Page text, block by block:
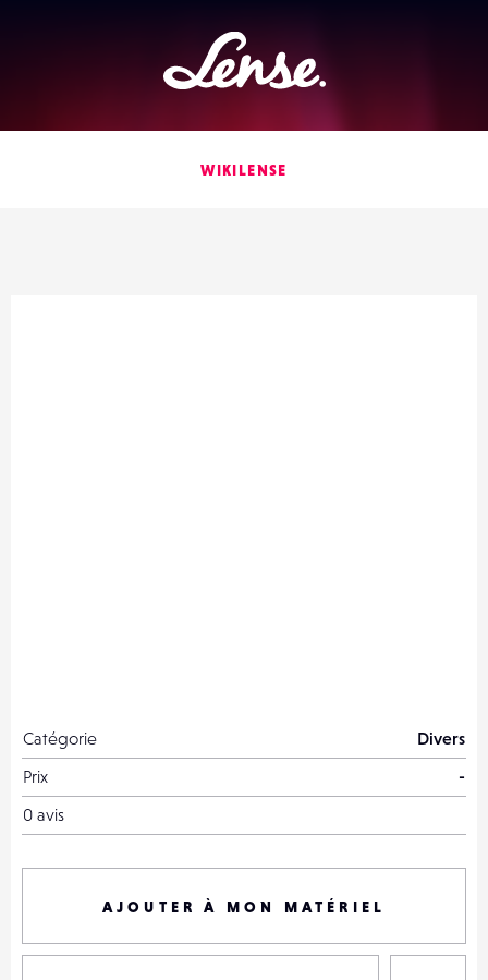
Lense
WIKILENSE
Catégorie
Divers
Prix
-
0 avis
AJOUTER À MON MATÉRIEL